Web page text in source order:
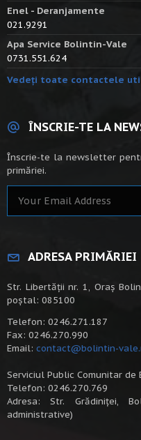
Enel - Deranjamente
021.9291
Apa Service Bolintin-Vale
0731.551.624
Vedeți toate contactele
ÎNSCRIE-TE LA
Înscrie-te la newsletter
primăriei.
ADRESA PRIMĂRIEI
Str. Libertății nr. 1, Oraș
poștal: 085100
Telefon: 0246.271.187
Fax: 0246.270.990
Email: contact@bolintin-
Serviciul Public Comunitar de
Telefon: 0246.270.769
Adresa: Str. Grădiniței,
administrative)